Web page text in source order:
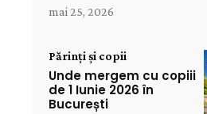
mai 25, 2026
Părinți și copii
Unde mergem cu copiii
de 1 Iunie 2026 în
București